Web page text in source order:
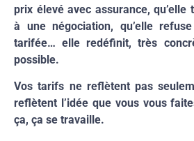
prix élevé avec assurance,
à une négociation, qu’elle
tarifée… elle redéfinit, très
possible.
Vos tarifs ne reflètent pas
reflètent l’idée que vous vous
ça, ça se travaille.